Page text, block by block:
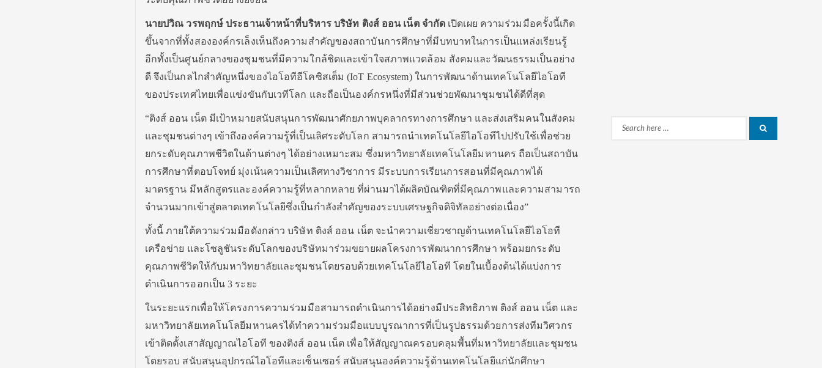
นายปวิณ วรพฤกษ์ ประธานเจ้าหน้าที่บริหาร บริษัท ติงส์ ออน เน็ต จำกัด เปิดเผย ความร่วมมือครั้งนี้เกิด
ขึ้นจากที่ทั้งสององค์กรเล็งเห็นถึงความสำคัญของสถาบันการศึกษาที่มีบทบาทในการเป็นแหล่งเรียนรู้
อีกทั้งเป็นศูนย์กลางของชุมชนที่มีความใกล้ชิดและเข้าใจสภาพแวดล้อม สังคมและวัฒนธรรมเป็นอย่าง
ดี จึงเป็นกลไกสำคัญหนึ่งของไอโอทีอีโคซิสเต็ม (IoT Ecosystem) ในการพัฒนาด้านเทคโนโลยีไอโอที
ของประเทศไทยเพื่อแข่งขันกับเวทีโลก และถือเป็นองค์กรหนึ่งที่มีส่วนช่วยพัฒนาชุมชนได้ดีที่สุด
“ติงส์ ออน เน็ต มีเป้าหมายสนับสนุนการพัฒนาศักยภาพบุคลากรทางการศึกษา และส่งเสริมคนในสังคม
และชุมชนต่างๆ เข้าถึงองค์ความรู้ที่เป็นเลิศระดับโลก สามารถนำเทคโนโลยีไอโอทีไปปรับใช้เพื่อช่วย
ยกระดับคุณภาพชีวิตในด้านต่างๆ ได้อย่างเหมาะสม ซึ่งมหาวิทยาลัยเทคโนโลยีมหานคร ถือเป็นสถาบัน
การศึกษาที่ตอบโจทย์ มุ่งเน้นความเป็นเลิศทางวิชาการ มีระบบการเรียนการสอนที่มีคุณภาพได้
มาตรฐาน มีหลักสูตรและองค์ความรู้ที่หลากหลาย ที่ผ่านมาได้ผลิตบัณฑิตที่มีคุณภาพและความสามารถ
จำนวนมากเข้าสู่ตลาดเทคโนโลยีซึ่งเป็นกำลังสำคัญของระบบเศรษฐกิจดิจิทัลอย่างต่อเนื่อง”
ทั้งนี้ ภายใต้ความร่วมมือดังกล่าว บริษัท ติงส์ ออน เน็ต จะนำความเชี่ยวชาญด้านเทคโนโลยีไอโอที
เครือข่าย และโซลูชันระดับโลกของบริษัทมาร่วมขยายผลโครงการพัฒนาการศึกษา พร้อมยกระดับ
คุณภาพชีวิตให้กับมหาวิทยาลัยและชุมชนโดยรอบด้วยเทคโนโลยีไอโอที โดยในเบื้องต้นได้แบ่งการ
ดำเนินการออกเป็น 3 ระยะ
ในระยะแรกเพื่อให้โครงการความร่วมมือสามารถดำเนินการได้อย่างมีประสิทธิภาพ ติงส์ ออน เน็ต และ
มหาวิทยาลัยเทคโนโลยีมหานครได้ทำความร่วมมือแบบบูรณาการที่เป็นรูปธรรมด้วยการส่งทีมวิศวกร
เข้าติดตั้งเสาสัญญาณไอโอที ของติงส์ ออน เน็ต เพื่อให้สัญญาณครอบคลุมพื้นที่มหาวิทยาลัยและชุมชน
โดยรอบ สนับสนุนอุปกรณ์ไอโอทีและเซ็นเซอร์ สนับสนุนองค์ความรู้ด้านเทคโนโลยีแก่นักศึกษา
Search